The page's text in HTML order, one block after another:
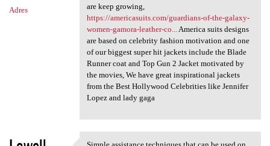
Adres
are keep growing,
https://americasuits.com/guardians-of-the-galaxy-
women-gamora-leather-co...
America suits designs
are based on celebrity fashion motivation and one
of our biggest super hit jackets include the Blade
Runner coat and Top Gun 2 Jacket motivated by
the movies, We have great inspirational jackets
from the Best Hollywood Celebrities like Jennifer
Lopez and lady gaga